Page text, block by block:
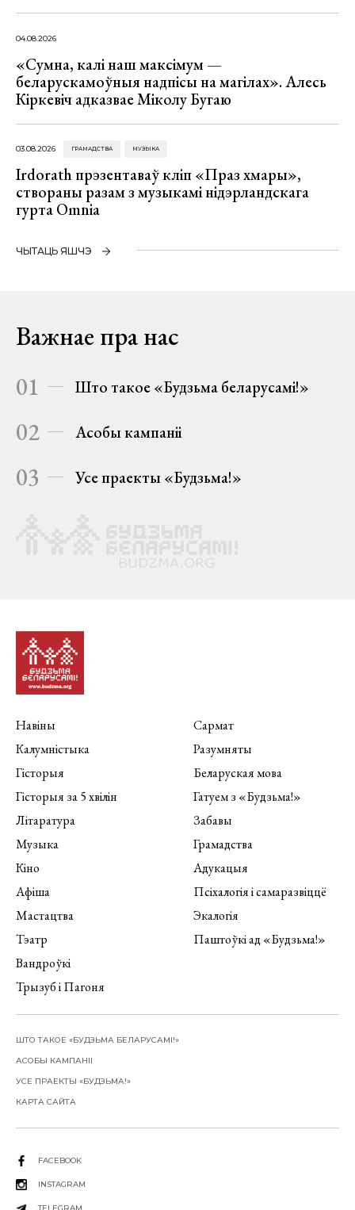
04.08.2026
«Сумна, калі наш максімум —
беларускамоўныя надпісы на магілах». Алесь
Кіркевіч адказвае Міколу Бугаю
03.08.2026 ГРАМАДСТВА МУЗЫКА
Irdorath прэзентаваў кліп «Праз хмары»,
створаны разам з музыкамі нідэрландскага
гурта Omnia
ЧЫТАЦЬ ЯШЧЭ
Важнае пра нас
01 Што такое «Будзьма беларусамі!»
02 Асобы кампаніі
03 Усе праекты «Будзьма!»
Навіны
Калумністыка
Гісторыя
Гісторыя за 5 хвілін
Літаратура
Музыка
Кіно
Афіша
Мастацтва
Тэатр
Вандроўкі
Трызуб і Пагоня
Сармат
Разумняты
Беларуская мова
Гатуем з «Будзьма!»
Забавы
Грамадства
Адукацыя
Псіхалогія і самаразвіццё
Экалогія
Паштоўкі ад «Будзьма!»
ШТО ТАКОЕ «БУДЗЬМА БЕЛАРУСАМІ!»
АСОБЫ КАМПАНІІ
УСЕ ПРАЕКТЫ «БУДЗЬМА!»
КАРТА САЙТА
FACEBOOK
INSTAGRAM
TELEGRAM